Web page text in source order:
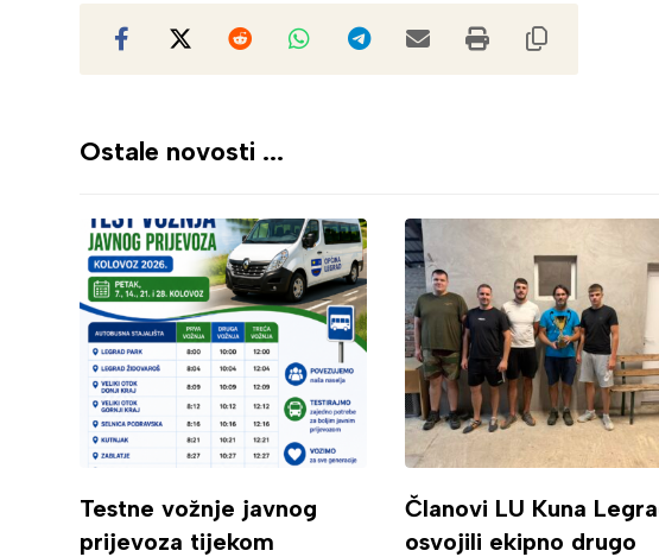
Ostale novosti ...
Testne vožnje javnog
prijevoza tijekom
Članovi LU Kuna
osvojili ekipno drugo